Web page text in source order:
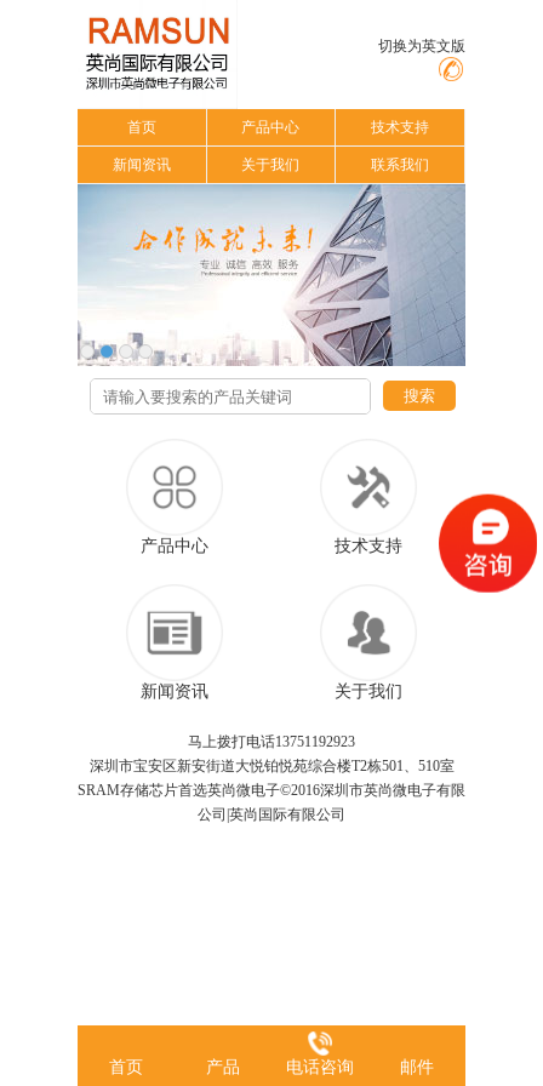
切换为英文版
首页 产品中心 技术支持
新闻资讯 关于我们 联系我们
搜索
产品中心 技术支持
新闻资讯 关于我们
马上拨打电话13751192923
深圳市宝安区新安街道大悦铂悦苑综合楼T2栋501、510室
SRAM存储芯片首选英尚微电子©2016深圳市英尚微电子有限
公司|英尚国际有限公司
首页 产品 电话咨询 邮件